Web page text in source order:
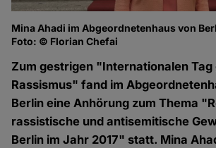
Mina Ahadi im Abgeordnetenhaus von
Foto: © Florian Chefai
Zum gestrigen "Internationalen Tag
Rassismus" fand im
Berlin eine Anhörung zum Thema
rassistische und antisemitische
Berlin im Jahr 2017" statt. Mina